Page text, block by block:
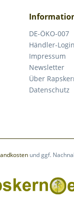
DE-ÖKO-007
Händler-Login
Impressum
Newsletter
Über
Datenschutz
und ggf.